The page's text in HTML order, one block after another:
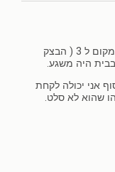
עשיתי, חילקתי את הבצק ל4 במקום ל 3 ( הבצק
היה משגע.
אני יכולה לקחת
שהוא לא סלט.